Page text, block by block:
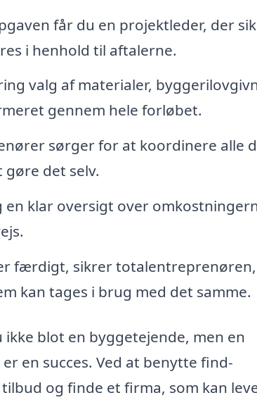
får du en projektleder, der
i henhold til aftalerne.
valg af materialer,
gennem hele forløbet.
sørger for at koordinere alle
det selv.
klar oversigt over
færdigt, sikrer
kan tages i brug med det samme.
blot en byggetejende, men en
en succes. Ved at benytte find-
og finde et firma, som kan